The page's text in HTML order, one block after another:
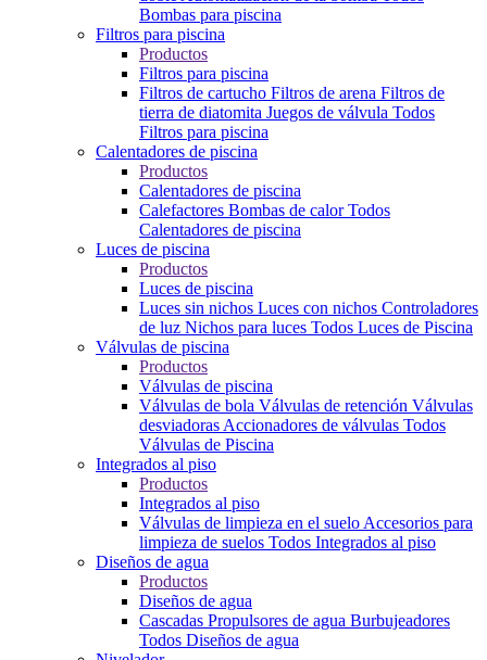
Bombas para piscina
Filtros para piscina
Productos
Filtros para piscina
Filtros de cartucho Filtros de arena Filtros de
tierra de diatomita Juegos de válvula Todos
Filtros para piscina
Calentadores de piscina
Productos
Calentadores de piscina
Calefactores Bombas de calorTodos
Calentadores de piscina
Luces de piscina
Productos
Luces de piscina
Luces sin nichos Luces con nichos Controladores
de luz Nichos para luces Todos Luces de Piscina
Válvulas de piscina
Productos
Válvulas de piscina
Válvulas de bola Válvulas de retención Válvulas
desviadoras Accionadores de válvulas Todos
Válvulas de Piscina
Integrados al piso
Productos
Integrados al piso
Válvulas de limpieza en el suelo Accesorios para
limpieza de suelos Todos Integrados al piso
Diseños de agua
Productos
Diseños de agua
Cascadas Propulsores de agua Burbujeadores
Todos Diseños de agua